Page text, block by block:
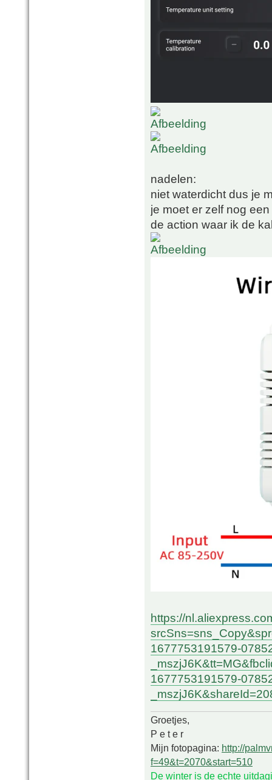
nadelen:
niet waterdicht dus je
je moet er zelf nog
de action waar ik de
https://
1677753191579-
1677753191579-
Groetjes,
P e t e r
Mijn fotopagina: http://
f=49&t=2070&start=510
De winter is de echte